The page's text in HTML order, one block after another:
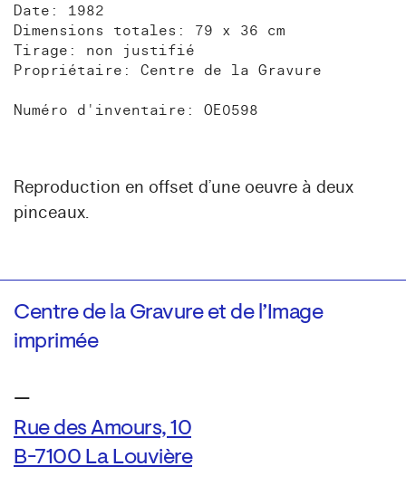
Date: 1982
Dimensions totales: 79 x 36 cm
Tirage: non justifié
Propriétaire: Centre de la Gravure
Numéro d'inventaire: OE0598
Reproduction en offset d’une oeuvre à deux
pinceaux.
Centre de la Gravure et de l’Image
imprimée
—
Rue des Amours, 10
B-7100 La Louvière